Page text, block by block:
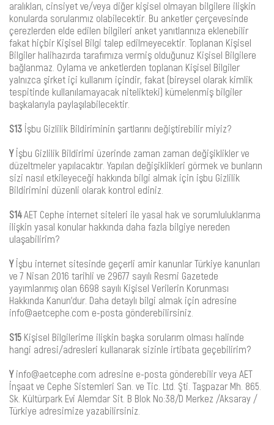
aralıkları, cinsiyet ve/veya diğer kişisel olmayan bilgilere ilişkin
konularda sorularımız olabilecektir. Bu anketler çerçevesinde
çerezlerden elde edilen bilgileri anket yanıtlarınıza eklenebilir
fakat hiçbir Kişisel Bilgi talep edilmeyecektir. Toplanan Kişisel
Bilgiler halihazırda tarafımıza vermiş olduğunuz Kişisel Bilgilere
bağlanmaz. Oylama ve anketlerden toplanan Kişisel Bilgiler
yalnızca şirket içi kullanım içindir, fakat (bireysel olarak kimlik
tespitinde kullanılamayacak nitelikteki) kümelenmiş bilgiler
başkalarıyla paylaşılabilecektir.
S13 İşbu Gizlilik Bildiriminin şartlarını değiştirebilir miyiz?
Yİşbu Gizlilik Bildirimi üzerinde zaman zaman değişiklikler ve
düzeltmeler yapılacaktır. Yapılan değişiklikleri görmek ve bunların
sizi nasıl etkileyeceği hakkında bilgi almak için işbu Gizlilik
Bildirimini düzenli olarak kontrol ediniz.
S14AET Cephe internet siteleri ile yasal hak ve sorumluluklarıma
ilişkin yasal konular hakkında daha fazla bilgiye nereden
ulaşabilirim?
Yİşbu internet sitesinde geçerli amir kanunlar Türkiye kanunları
ve 7 Nisan 2016 tarihli ve 29677 sayılı Resmi Gazetede
yayımlanmış olan 6698 sayılı Kişisel Verilerin Korunması
Hakkında Kanun’dur. Daha detaylı bilgi almak için adresine
info@aetcephe.com e-posta gönderebilirsiniz.
S15 Kişisel Bilgilerime ilişkin başka sorularım olması halinde
hangi adresi/adresleri kullanarak sizinle irtibata geçebilirim?
Yinfo@aetcephe.com adresine e-posta gönderebilir veya AET
İnşaat ve Cephe Sistemleri San. ve Tic. Ltd. Şti. Taşpazar Mh. 865.
Sk. Kültürpark Evi Alemdar Sit. B Blok No:38/D Merkez /Aksaray /
Türkiye adresimize yazabilirsiniz.